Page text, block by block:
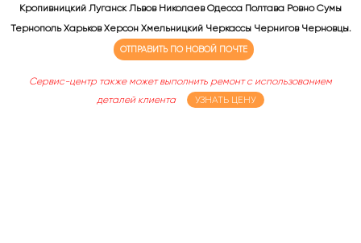
Кропивницкий Луганск Львов Николаев Одесса Полтава Ровно Сумы
Тернополь Харьков Херсон Хмельницкий Черкассы Чернигов Черновцы.
ОТПРАВИТЬ ПО НОВОЙ ПОЧТЕ
Сервис-центр также может выполнить ремонт с использованием
деталей клиента
УЗНАТЬ ЦЕНУ